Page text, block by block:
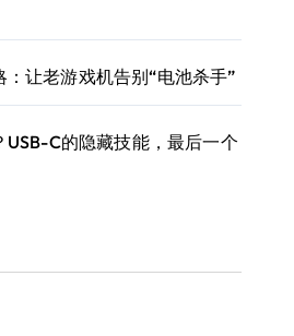
让老游戏机告别“电池杀手”
C的隐藏技能，最后一个